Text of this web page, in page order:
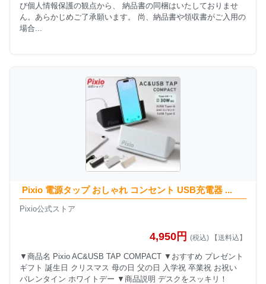
び個人情報保護の観点から、 納品書の同梱はいたしておりませ
ん。あらかじめご了承願います。 尚、納品書や領収書がご入用の
場合...
Pixio 電源タップ おしゃれ コンセント USB充電器 ...
Pixio公式ストア
4,950円 (税込) 【送料込】
▼商品名 Pixio AC&USB TAP COMPACT ▼おすすめ プレゼント
ギフト 誕生日 クリスマス 母の日 父の日 入学祝 卒業祝 お祝い
バレンタイン ホワイトデー ▼商品説明 デスクをスッキリ！